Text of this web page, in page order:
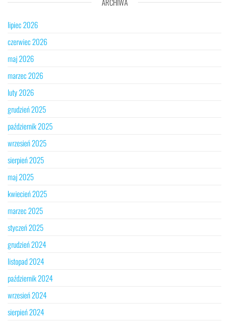
lipiec 2026
czerwiec 2026
maj 2026
marzec 2026
luty 2026
grudzień 2025
październik 2025
wrzesień 2025
sierpień 2025
maj 2025
kwiecień 2025
marzec 2025
styczeń 2025
grudzień 2024
listopad 2024
październik 2024
wrzesień 2024
sierpień 2024